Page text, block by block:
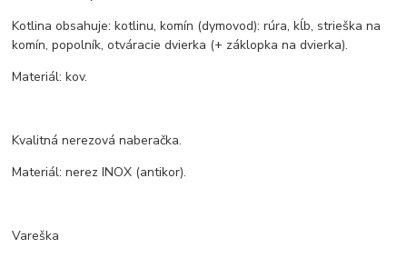
Kotlina obsahuje: kotlinu, komín (dymovod): rúra, kĺb, strieška na
komín, popolník, otváracie dvierka (+ záklopka na dvierka).
Materiál: kov.
Kvalitná nerezová naberačka.
Materiál: nerez INOX (antikor).
Vareška